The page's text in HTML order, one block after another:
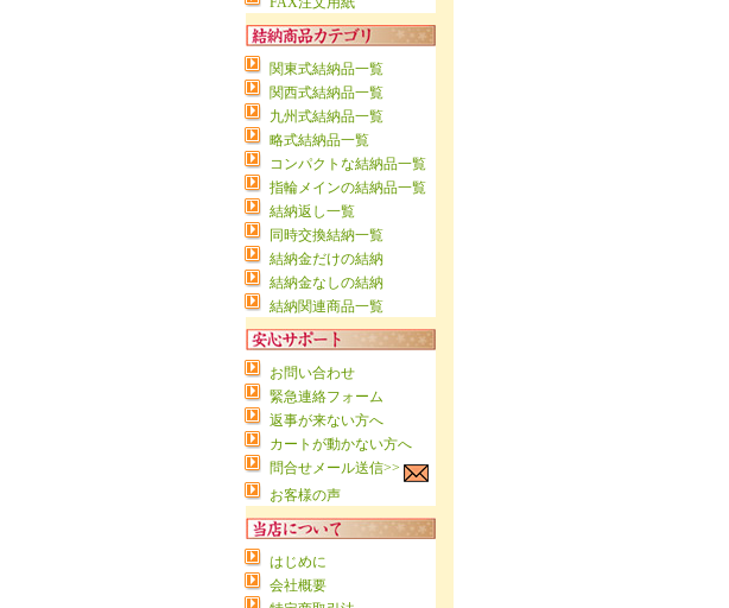
関東式結納品一覧
関西式結納品一覧
九州式結納品一覧
略式結納品一覧
コンパクトな結納品一覧
指輪メインの結納品一覧
結納返し一覧
同時交換結納一覧
結納金だけの結納
結納金なしの結納
結納関連商品一覧
お問い合わせ
緊急連絡フォーム
返事が来ない方へ
カートが動かない方へ
問合せメール送信>>
お客様の声
はじめに
会社概要